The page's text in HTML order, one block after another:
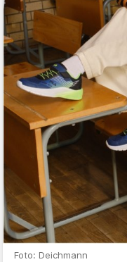
Foto: Deichmann